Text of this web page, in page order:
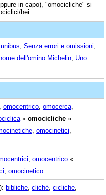
in capo), "omocicliche" si
hei.
Senza errori e omissioni
dell'omino Michelin Uno
omocentrico omocerca
« omocicliche »
omocinetici
omocentrico «
omocinetico
bibliche cliché cicliche